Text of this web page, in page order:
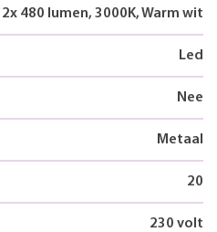
2x 480 lumen, 3000K, Warm wit
Led
Nee
Metaal
20
230 volt